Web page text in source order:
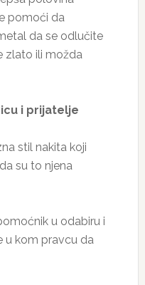
pomoći da
da se odlučite
zlato ili možda
i prijatelje
stil nakita koji
su to njena
u odabiru i
u kom pravcu da